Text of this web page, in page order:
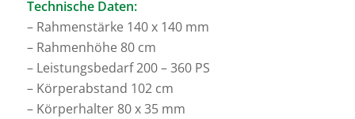
Technische Daten:
– Rahmenstärke 140 x 140 mm
– Rahmenhöhe 80 cm
– Leistungsbedarf 200 – 360 PS
– Körperabstand 102 cm
– Körperhalter 80 x 35 mm